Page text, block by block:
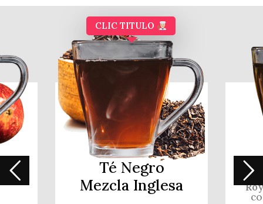
CLIC TITULO
Té Negro
Mezcla Inglesa